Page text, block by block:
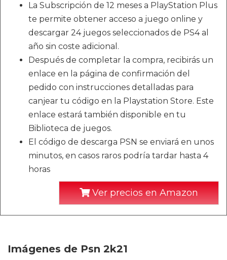
La Subscripción de 12 meses a PlayStation Plus
te permite obtener acceso a juego online y
descargar 24 juegos seleccionados de PS4 al
año sin coste adicional.
Después de completar la compra, recibirás un
enlace en la página de confirmación del
pedido con instrucciones detalladas para
canjear tu código en la Playstation Store. Este
enlace estará también disponible en tu
Biblioteca de juegos.
El código de descarga PSN se enviará en unos
minutos, en casos raros podría tardar hasta 4
horas
Ver precios en Amazon
Imágenes de Psn 2k21